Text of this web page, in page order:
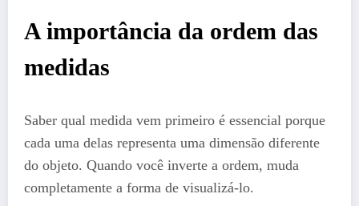
A importância da ordem das
medidas
Saber qual medida vem primeiro é essencial porque
cada uma delas representa uma dimensão diferente
do objeto. Quando você inverte a ordem, muda
completamente a forma de visualizá-lo.